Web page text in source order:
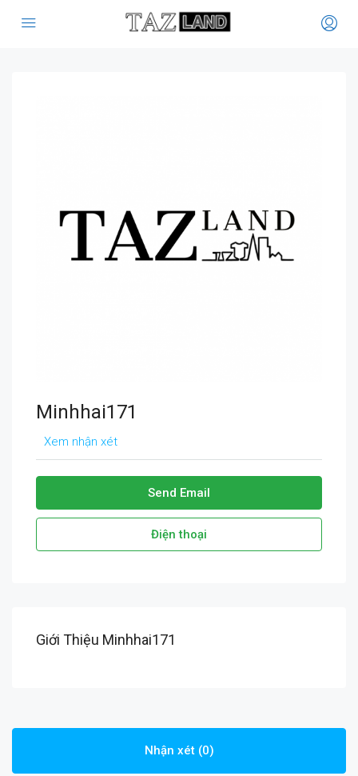
Minhhai171
Xem nhận xét
Send Email
Điện thoại
Giới Thiệu Minhhai171
Nhận xét (0)